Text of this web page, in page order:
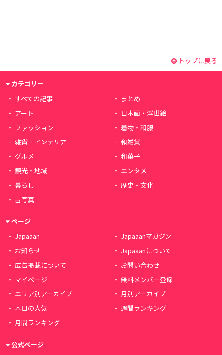
トップに戻る
カテゴリー
すべての記事
まとめ
アート
日本画・浮世絵
ファッション
着物・和服
雑貨・インテリア
和雑貨
グルメ
和菓子
観光・地域
エンタメ
暮らし
歴史・文化
古写真
ページ
Japaaan
Japaaanマガジン
お知らせ
Japaaanについて
広告掲載について
お問い合わせ
マイページ
無料メンバー登録
エリア別アーカイブ
月別アーカイブ
本日の人気
週間ランキング
月間ランキング
公式ページ